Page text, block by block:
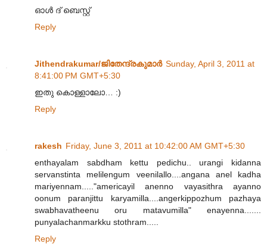
ഓള്‍ ദ് ബെസ്റ്റ്
Reply
Jithendrakumar/ജിതേന്ദ്രകുമാര്‍ Sunday, April 3, 2011 at
8:41:00 PM GMT+5:30
ഇതു കൊള്ളാലോ… :)
Reply
rakesh Friday, June 3, 2011 at 10:42:00 AM GMT+5:30
enthayalam sabdham kettu pedichu.. urangi kidanna
servanstinta melilengum veenilallo....angana anel kadha
mariyennam....."americayil anenno vayasithra ayanno
oonum paranjittu karyamilla....angerkippozhum pazhaya
swabhavatheenu oru matavumilla" enayenna.......
punyalachanmarkku stothram.....
Reply